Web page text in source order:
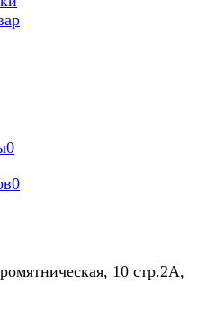
0
0
10 стр.2А,